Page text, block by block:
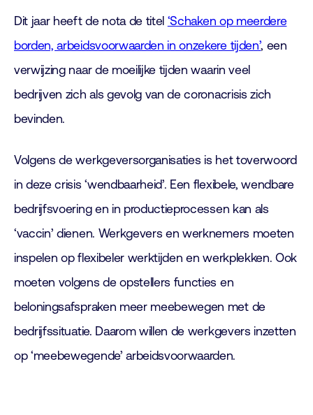
Dit jaar heeft de nota de titel ‘Schaken op meerdere
borden, arbeidsvoorwaarden in onzekere tijden’, een
verwijzing naar de moeilijke tijden waarin veel
bedrijven zich als gevolg van de coronacrisis zich
bevinden.
Volgens de werkgeversorganisaties is het toverwoord
in deze crisis ‘wendbaarheid’. Een flexibele, wendbare
bedrijfsvoering en in productieprocessen kan als
‘vaccin’ dienen. Werkgevers en werknemers moeten
inspelen op flexibeler werktijden en werkplekken. Ook
moeten volgens de opstellers functies en
beloningsafspraken meer meebewegen met de
bedrijfssituatie. Daarom willen de werkgevers inzetten
op ‘meebewegende’ arbeidsvoorwaarden.